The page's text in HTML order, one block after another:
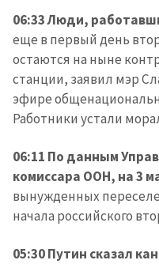
06:33 Люди,
еще в первый день
остаются на ныне
станции, заявил мэр
эфире
Работники устали
06:11 По данным
комиссара ООН, на 3
вынужденных
начала российского
05:30 Путин сказал